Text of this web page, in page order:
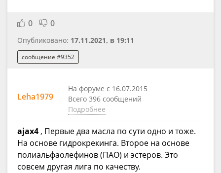
0 0
Опубликовано: 17.11.2021, в 19:11
сообщение #9352
Leha1979
На форуме с 16.07.2015
Всего 396 сообщений
Подробнее
ajax4 , Первые два масла по сути одно и тоже.
На основе гидрокрекинга. Второе на основе
полиальфаолефинов (ПАО) и эстеров. Это
совсем другая лига по качеству.